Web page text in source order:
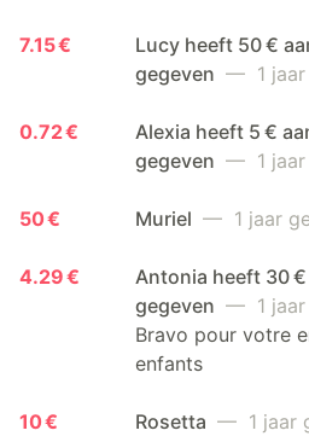
7.15 €
Lucy heeft 50 €
gegeven — 1 jaar
0.72 €
Alexia heeft 5 €
gegeven — 1 jaar
50 € Muriel — 1 jaar
4.29 €
Antonia heeft 30
gegeven — 1 jaar
Bravo pour votre
enfants
10 € Rosetta — 1 jaar